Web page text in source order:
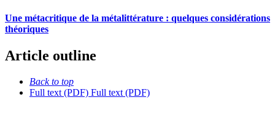
Une métacritique de la métalittérature : quelques considérations
théoriques
Article outline
Back to top
Full text (PDF) Full text (PDF)